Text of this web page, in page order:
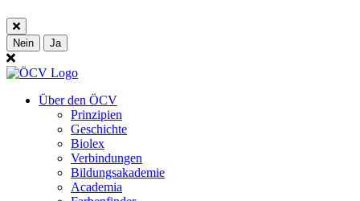
Nein Ja
Über den ÖCV
Prinzipien
Geschichte
Biolex
Verbindungen
Bildungsakademie
Academia